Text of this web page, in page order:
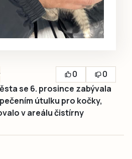
0
0
se 6. prosince zabývala
útulku pro kočky,
v areálu čistírny